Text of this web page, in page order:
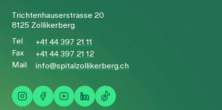
Trichtenhauserstrasse 20
8125 Zollikerberg
Tel
+41 44 397 21 11
Fax
+41 44 397 21 12
Mail
info@spitalzollikerberg.ch